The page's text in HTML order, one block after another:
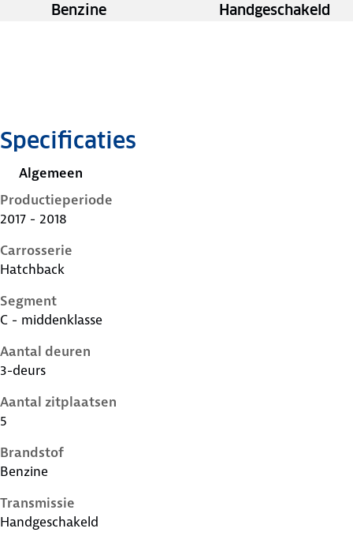
Benzine Handgeschakeld
Specificaties
Algemeen
Productieperiode
2017 - 2018
Carrosserie
Hatchback
Segment
C - middenklasse
Aantal deuren
3-deurs
Aantal zitplaatsen
5
Brandstof
Benzine
Transmissie
Handgeschakeld